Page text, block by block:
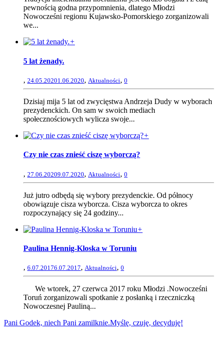
pewnością godna przypomnienia, dlatego Młodzi
Nowocześni regionu Kujawsko-Pomorskiego zorganizowali
we...
+
5 lat żenady.
, 24.05.20201.06.2020, Aktualności, 0
Dzisiaj mija 5 lat od zwycięstwa Andrzeja Dudy w wyborach
prezydenckich. On sam w swoich mediach
społecznościowych wylicza swoje...
+
Czy nie czas znieść ciszę wyborczą?
, 27.06.20209.07.2020, Aktualności, 0
Już jutro odbędą się wybory prezydenckie. Od północy
obowiązuje cisza wyborcza. Cisza wyborcza to okres
rozpoczynający się 24 godziny...
+
Paulina Hennig-Kloska w Toruniu
, 6.07.20176.07.2017, Aktualności, 0
We wtorek, 27 czerwca 2017 roku Młodzi .Nowocześni
Toruń zorganizowali spotkanie z posłanką i rzeczniczką
Nowoczesnej Pauliną...
Pani Godek, niech Pani zamilknie.Myślę, czuję, decyduję!